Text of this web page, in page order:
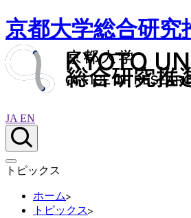
京都大学総合研究
JA EN
トピックス
ホーム
トピックス